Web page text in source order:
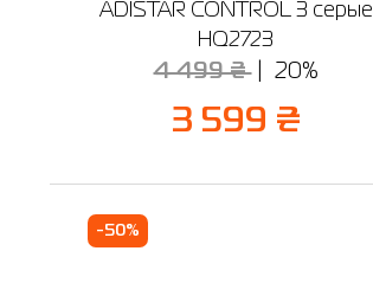
ADISTAR CONTROL 3 серые
HQ2723
4 499 ₴ 20%
3 599 ₴
-50%